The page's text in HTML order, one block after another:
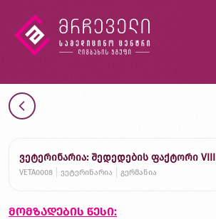
ვეტერინარია: შედედების ფაქტორი VIII
VETA0008 ვეტერინარია გერმანია
მომზადების წესი: